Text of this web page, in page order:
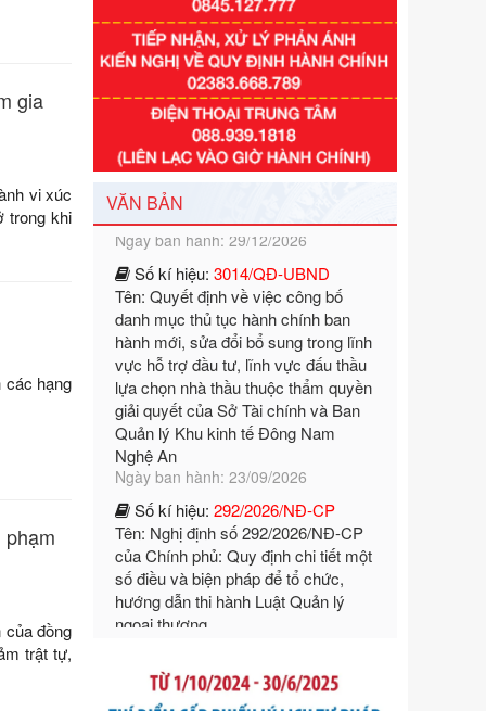
gia
vi xúc
trong khi
các hạng
của đồng
trật tự,
VĂN BẢN
Số kí hiệu:351/2025/NĐ-CP
Tên: Nghị định số 351/2025/NĐ-CP
của Chính phủ: Quy định chuẩn
nghèo đa chiều quốc gia giai đoạn
2026 - 2030
Ngày ban hành: 29/12/2026
Số kí hiệu:3014/QĐ-UBND
danh mục thủ tục hành chính ban
hành mới, sửa đổi bổ sung trong lĩnh
vực hỗ trợ đầu tư, lĩnh vực đấu thầu
lựa chọn nhà thầu thuộc thẩm quyền
giải quyết của Sở Tài chính và Ban
Quản lý Khu kinh tế Đông Nam
Nghệ An
Ngày ban hành: 23/09/2026
Số kí hiệu:292/2026/NĐ-CP
Tên: Nghị định số 292/2026/NĐ-CP
của Chính phủ: Quy định chi tiết một
số điều và biện pháp để tổ chức,
hướng dẫn thi hành Luật Quản lý
ngoại thương
Ngày ban hành: 21/07/2026
Số kí hiệu:292/2026/NĐ-CP
Tên: Nghị định số 292/2026/NĐ-CP
của Chính phủ: Quy định chi tiết một
số điều và biện pháp để tổ chức,
ngoại thương
Ngày ban hành: 21/07/2026